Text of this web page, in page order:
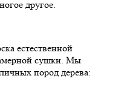
другое.
естественной
сушки. Мы
пород дерева: